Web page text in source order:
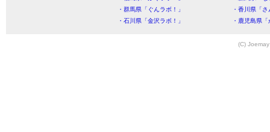
・群馬県「ぐんラボ！」
・香川県「
・石川県「金沢ラボ！」
・鹿児島県
(C)